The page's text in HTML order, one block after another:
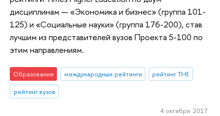
дисциплинам — «Экономика и бизнес» (группа 101-
125) и «Социальные науки» (группа 176-200), став
лучшим из представителей вузов Проекта 5-100 по
этим направлениям.
Образование международные рейтинги
рейтинг THE
рейтинг вузов
4 октября 2017